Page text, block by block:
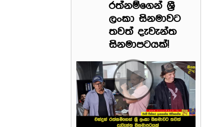
රත්නම්ගෙන් ශ්‍රී
ලංකා සිනමාවට
තවත් දැවැන්ත
සිනමාපටයක්!